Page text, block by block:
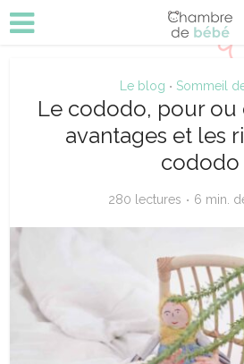
Le blog • Sommeil
Le cododo, pour ou
avantages et les
cododo
280 lectures 6 min.